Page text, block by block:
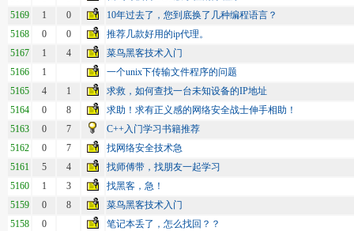
5169
1 0
10年过去了，您到底换了几种编程语言？
5168
0 0
推荐几款好用的ip代理。
5167
1 4
菜鸟黑客技术入门
5166
1
一个unix下传输文件程序的问题
5165
4 1
求救，如何查找一台未知设备的IP地址
5164
0 8
求助！求有正义感的网络安全战士伸手相助！
5163
0 7
C++入门学习书籍推荐
5162
0 7
找网络安全技术急
5161
5 4
找师傅带，找朋友一起学习
5160
1 3
找黑客，急！
5159
0 8
菜鸟黑客技术入门
5158
0
笔记本丢了，怎么找回？？